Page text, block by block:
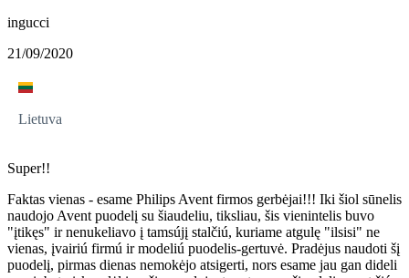
ingucci
21/09/2020
Lietuva
Super!!
Faktas vienas - esame Philips Avent firmos gerbėjai!!! Iki šiol sūnelis
naudojo Avent puodelį su šiaudeliu, tiksliau, šis vienintelis buvo
"įtikęs" ir nenukeliavo į tamsújį stalčiú, kuriame atgulę "ilsisi" ne
vienas, įvairiú firmú ir modeliú puodelis-gertuvė. Pradėjus naudoti šį
puodelį, pirmas dienas nemokėjo atsigerti, nors esame jau gan dideli